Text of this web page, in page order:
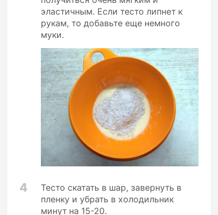
эластичным. Если тесто липнет к
рукам, то добавьте еще немного
муки.
4
Тесто скатать в шар, завернуть в
пленку и убрать в холодильник
минут на 15-20.